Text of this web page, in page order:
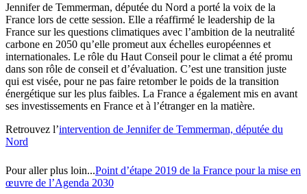
Jennifer de Temmerman, députée du Nord a porté la voix de la
France lors de cette session. Elle a réaffirmé le leadership de la
France sur les questions climatiques avec l’ambition de la neutralité
carbone en 2050 qu’elle promeut aux échelles européennes et
internationales. Le rôle du Haut Conseil pour le climat a été promu
dans son rôle de conseil et d’évaluation. C’est une transition juste
qui est visée, pour ne pas faire retomber le poids de la transition
énergétique sur les plus faibles. La France a également mis en avant
ses investissements en France et à l’étranger en la matière.
Retrouvez l’intervention de Jennifer de Temmerman, députée du
Nord
Pour aller plus loin...Point d’étape 2019 de la France pour la mise en
œuvre de l’Agenda 2030